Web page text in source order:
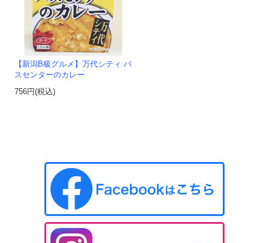
【新潟B級グルメ】万代シティ バ
スセンターのカレー
756円(税込)